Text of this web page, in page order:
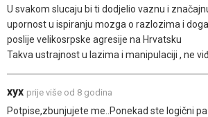
U svakom slucaju bi ti dodjelio vaznu i
upornost u ispiranju mozga o razlozima i
poslije velikosrpske agresije na Hrvatsku
Takva ustrajnost u lazima i manipulaciji , ne
xyx prije više od 8 godina
Potpise,zbunjujete me..Ponekad ste logični